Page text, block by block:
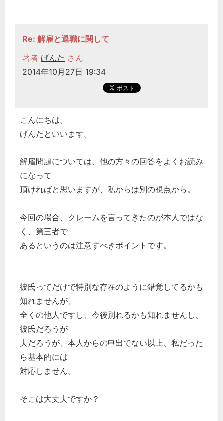
Re: 解雇と退職に関して
著者 げんた さん
2014年10月27日 19:34
こんにちは。
げんたといいます。
解雇問題については、他の方々の回答をよくお読み
になって
頂ければと思いますが、私からは別の視点から。
今回の場合、クレームを言ってきたのが本人ではな
く、第三者で
あるというのは注意すべきポイントです。
彼氏ってだけで特別な存在のように錯覚してるかも
知れませんが、
全くの他人ですし、今後別れるかも知れませんし、
彼氏だろうが
夫だろうが、本人からの申出でない以上、私だった
ら基本的には
対応しません。
そこは大丈夫ですか？